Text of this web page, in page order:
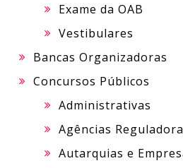
Exame da OAB
Vestibulares
Bancas Organizadoras
Concursos Públicos
Administrativas
Agências
Autarquias e